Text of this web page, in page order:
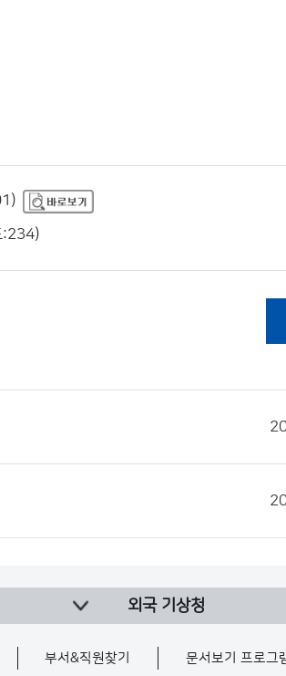
:234)
외국 기상청
부서&직원찾기 문서보기 프로그